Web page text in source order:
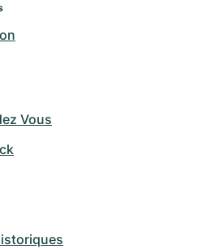
Vous